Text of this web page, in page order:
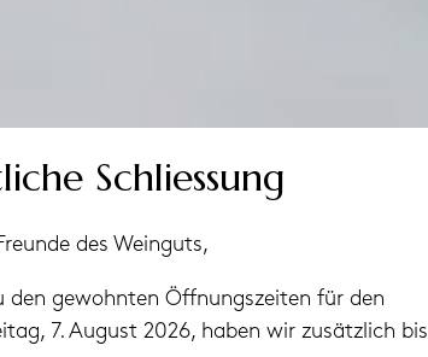
Schliessung
des Weinguts,
den gewohnten Öffnungszeiten für den
7. August 2026, haben wir zusätzlich bis